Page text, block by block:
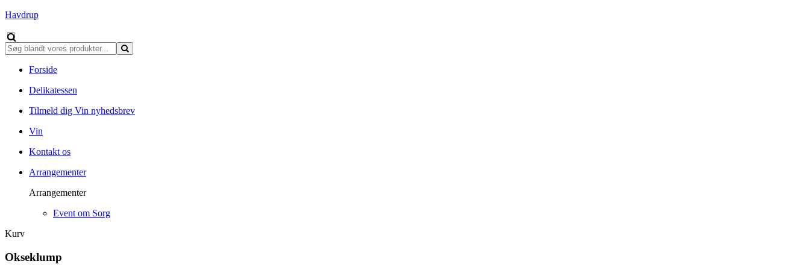
Havdrup
Forside
Delikatessen
Tilmeld dig Vin nyhedsbrev
Vin
Kontakt os
Arrangementer
Arrangementer
Event om Sorg
Kurv
Okseklump